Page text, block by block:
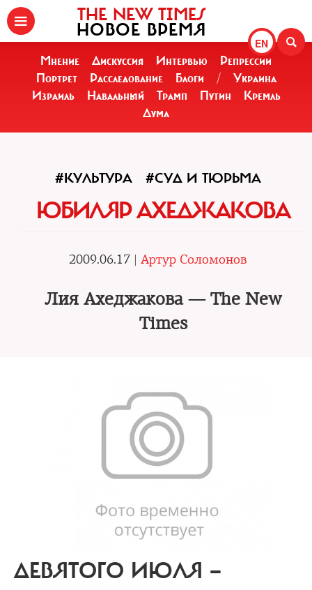
EN
THE NEW TIMES
НОВОЕ ВРЕМЯ
Мнение Дискуссия Интервью
Репрессии
Портрет
Расследование Блоги /
Украина
Израиль
Навальный Трамп Путин
Кремль
Дума
#КУЛЬТУРА #СУД И ТЮРЬМА
ЮБИЛЯР АХЕДЖАКОВА
2009.06.17 | Артур Соломонов
Лия Ахеджакова — The New
Times
ДЕВЯТОГО ИЮЛЯ —